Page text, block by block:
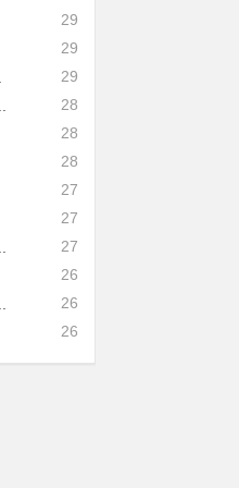
29
29
29
28
28
28
27
27
27
26
26
26